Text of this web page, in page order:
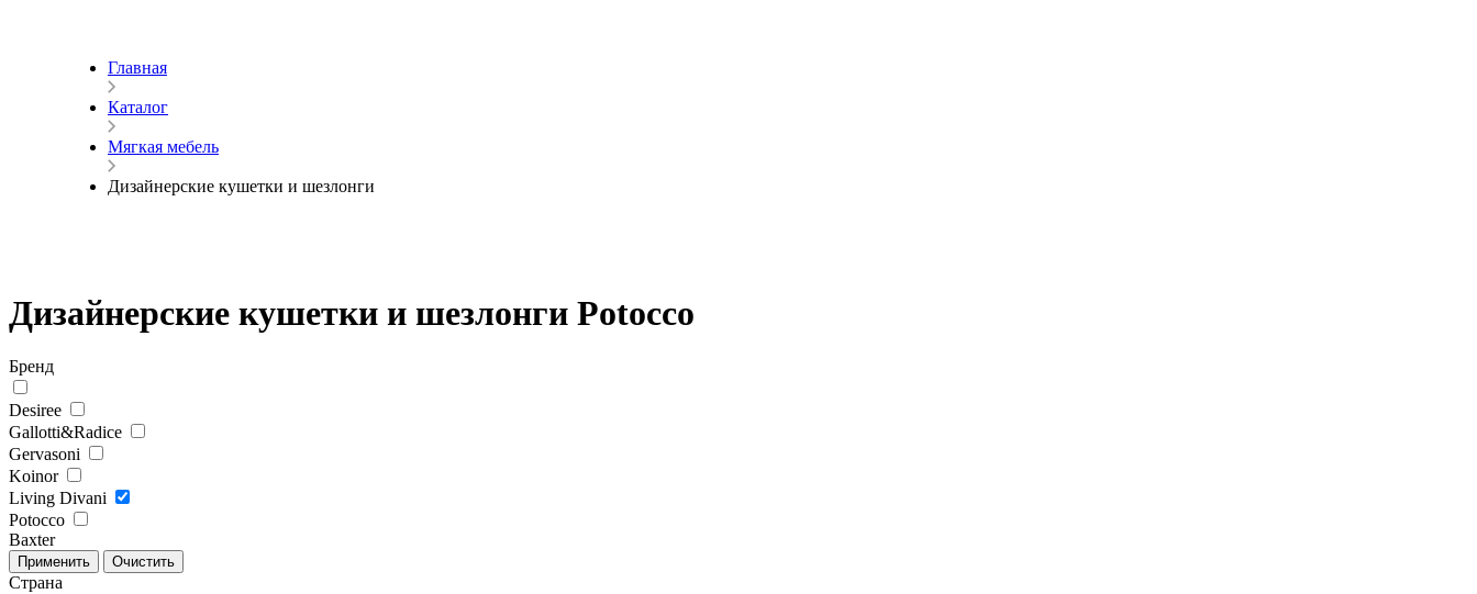
Главная
Каталог
Мягкая мебель
Дизайнерские кушетки и шезлонги
Дизайнерские кушетки и шезлонги Potocco
Бренд
Desiree
Gallotti&Radice
Gervasoni
Koinor
Living Divani
Potocco
Baxter
Страна